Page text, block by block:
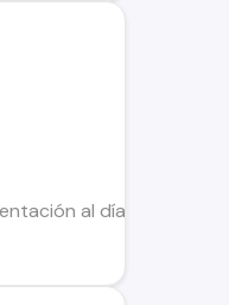
al día. Contacto